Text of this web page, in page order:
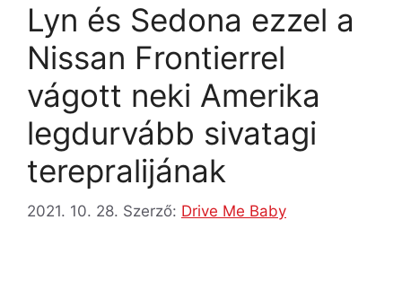
Lyn és Sedona ezzel a
Nissan Frontierrel
vágott neki Amerika
legdurvább sivatagi
terepralijának
2021. 10. 28. Szerző: Drive Me Baby